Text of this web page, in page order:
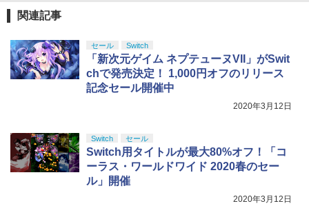
￥3,938
5
Farming Simulator 25 【PS5】 ELJM-3
0524
5
【楽天ブックス限定連動購入特典+楽天
ブックス限定先着特典+他】ゴールデン
カムイ 第十五巻(初回限定版)【Blu-ra
y】(キャラファインボード+キャスト複
製サイン入り複製原画セット+原作者・
コンテ+他) [ 野田サトル ]
￥10,780
ニンテンドープリペイド番号 5000円|オ
ンラインコード版
￥10,737
【純正品】DualSense ワイヤレスコン
5
【純正品】Xbox ワイヤレス コントロー
ラー (カーボンブラック)
4
劇場版「鬼滅の刃」無限城編 第一章 猗
窩座再来 完全生産限定版 [Blu-ray]
￥8,698
5
【Amazon.co.jp限定】劇場版モノノ怪
第三章 蛇神 (オリジナル特典:オリジナル
巾着＋メーカー特典:【坤と離】二振りの
剣、十翼より来たる！スタジオ描き下ろ
関連記事
セール Switch
「新次元ゲイム ネプテューヌVII」がSwit
chで発売決定！ 1,000円オフのリリース
記念セール開催中
2020年3月12日
Switch セール
Switch用タイトルが最大80%オフ！「コ
ーラス・ワールドワイド 2020春のセー
ル」開催
2020年3月12日